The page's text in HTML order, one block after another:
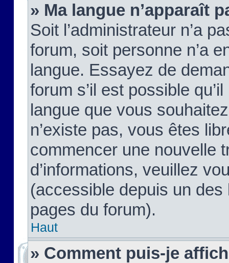
» Ma langue n’apparaît
Soit l’administrateur n’a
forum, soit personne n’a
langue. Essayez de
forum s’il est possible
langue que vous
n’existe pas, vous êtes
commencer une nouvelle
d’informations, veuillez
(accessible depuis un
pages du forum).
Haut
» Comment puis-je